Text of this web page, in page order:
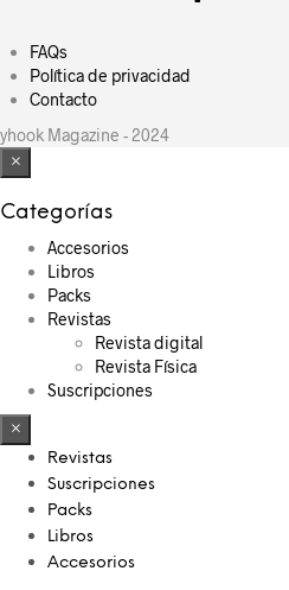
FAQs
Política de privacidad
Contacto
Magazine - 2024
×
Categorías
Accesorios
Libros
Packs
Revistas
Revista digital
Revista Física
Suscripciones
×
Revistas
Suscripciones
Packs
Libros
Accesorios